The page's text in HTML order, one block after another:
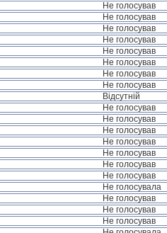
Не голосував
Не голосував
Не голосував
Не голосував
Не голосував
Не голосував
Не голосував
Не голосував
Відсутній
Не голосував
Не голосував
Не голосував
Не голосував
Не голосував
Не голосував
Не голосував
Не голосувала
Не голосував
Не голосував
Не голосував